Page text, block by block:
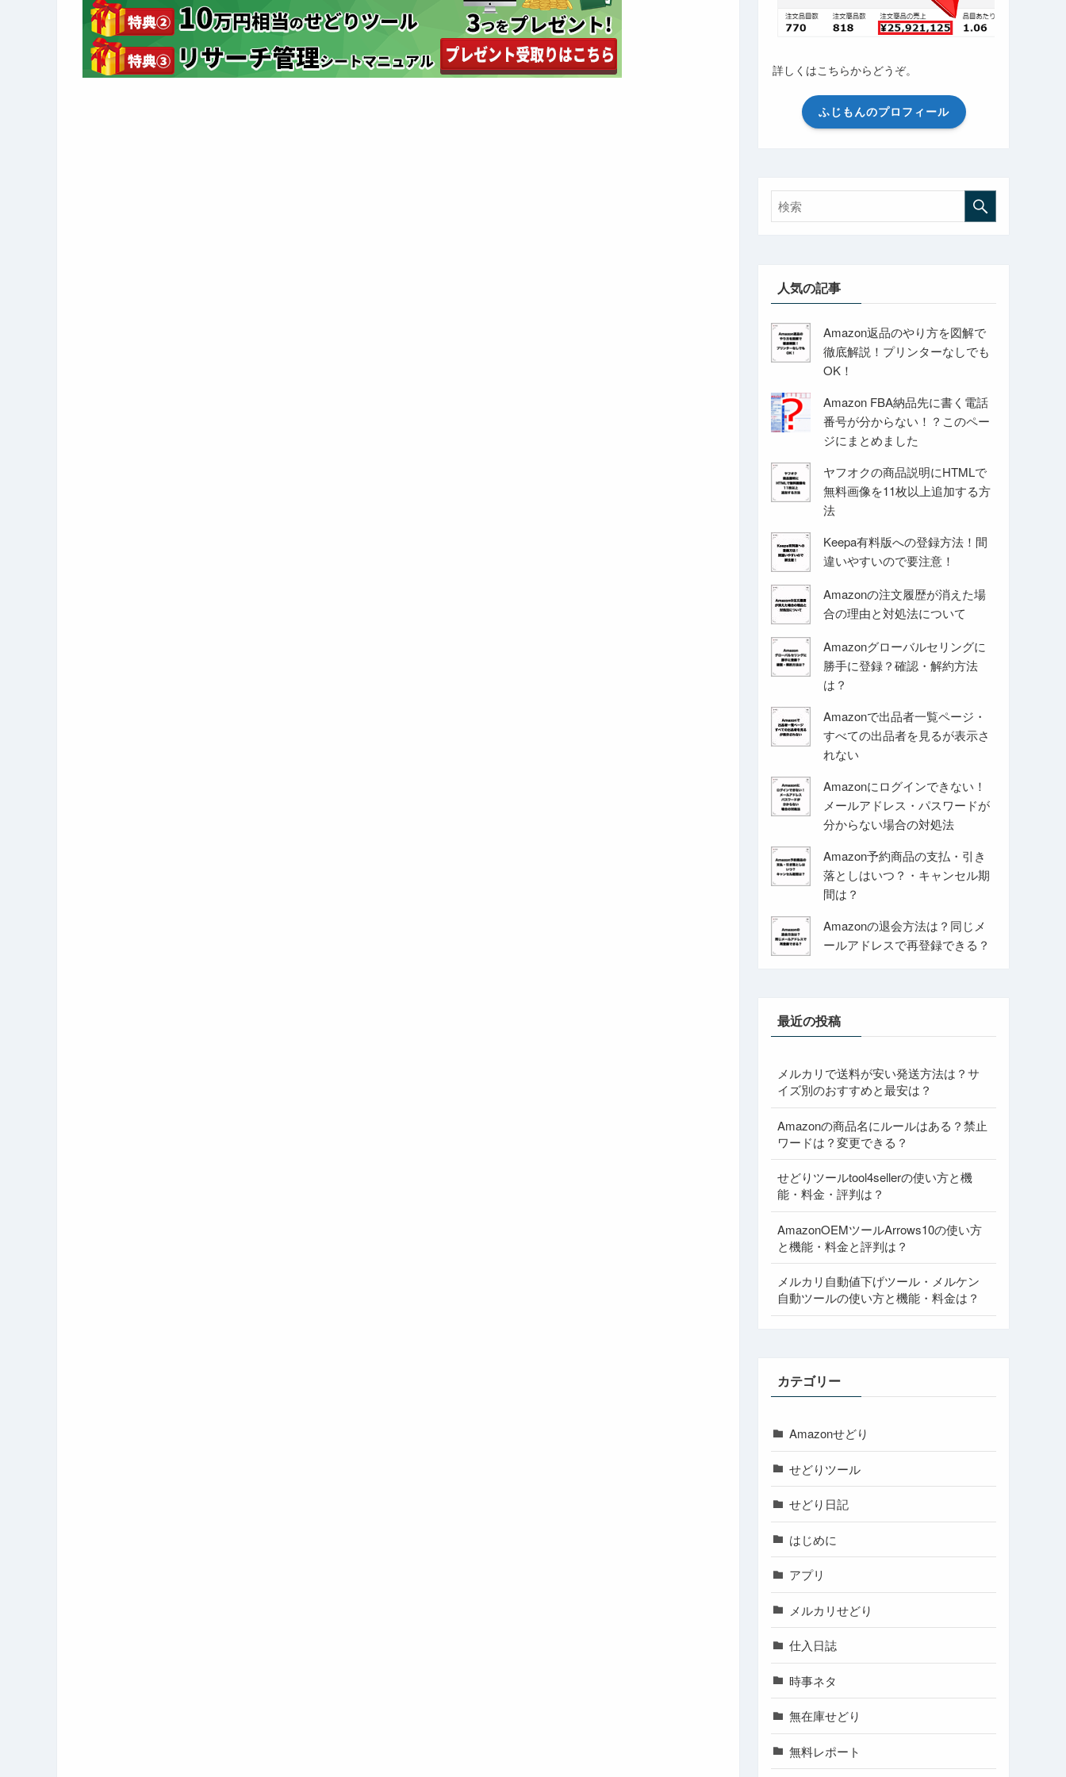
詳しくはこちらからどうぞ。
ふじもんのプロフィール
人気の記事
Amazon返品のやり方を図解で
徹底解説！プリンターなしでも
OK！
Amazon FBA納品先に書く電話
番号が分からない！？このペー
ジにまとめました
ヤフオクの商品説明にHTMLで
無料画像を11枚以上追加する方
法
Keepa有料版への登録方法！間
違いやすいので要注意！
Amazonの注文履歴が消えた場
合の理由と対処法について
Amazonグローバルセリングに
勝手に登録？確認・解約方法
は？
Amazonで出品者一覧ページ・
すべての出品者を見るが表示さ
れない
Amazonにログインできない！
メールアドレス・パスワードが
分からない場合の対処法
Amazon予約商品の支払・引き
落としはいつ？・キャンセル期
間は？
Amazonの退会方法は？同じメ
ールアドレスで再登録できる？
最近の投稿
メルカリで送料が安い発送方法は？サ
イズ別のおすすめと最安は？
Amazonの商品名にルールはある？禁止
ワードは？変更できる？
せどりツールtool4sellerの使い方と機
能・料金・評判は？
AmazonOEMツールArrows10の使い方
と機能・料金と評判は？
メルカリ自動値下げツール・メルケン
自動ツールの使い方と機能・料金は？
カテゴリー
Amazonせどり
せどりツール
せどり日記
はじめに
アプリ
メルカリせどり
仕入日誌
時事ネタ
無在庫せどり
無料レポート